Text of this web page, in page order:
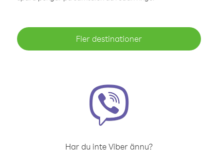
Fler destinationer
Har du inte Viber ännu?